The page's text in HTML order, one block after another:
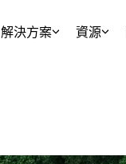
解決方案 資源